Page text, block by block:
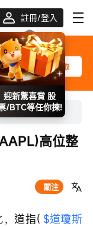
註冊/登入
迎新驚喜賞 股
票/BTC等任你揀!
關注
高位整
，道指( $道瓊斯